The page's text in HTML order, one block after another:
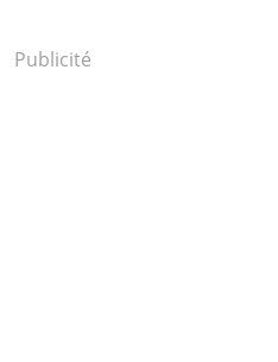
Publicité